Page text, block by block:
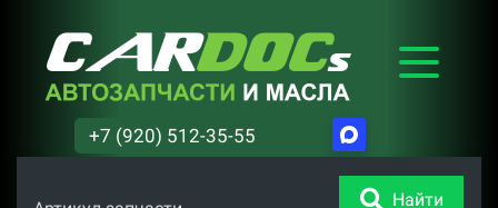
+7 (920) 512-35-55
Найти